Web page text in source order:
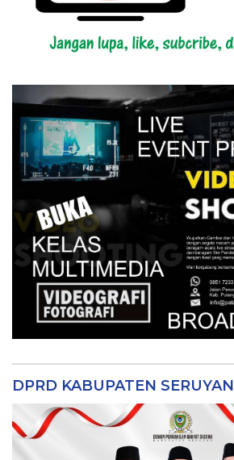
DPRD KABUPATEN SERUYAN